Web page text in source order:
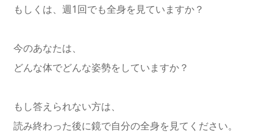
もしくは、週1回でも全身を見ていますか？
今のあなたは、
どんな体でどんな姿勢をしていますか？
もし答えられない方は、
読み終わった後に鏡で自分の全身を見てください。